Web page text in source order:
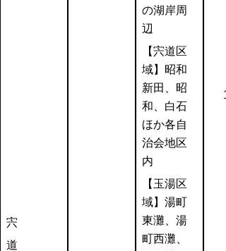
宍
道
の湖岸周
辺
【宍道区
域】昭和
新田、昭
和、白石
ほか各自
治会地区
内
【玉湯区
域】湯町
東灘、湯
町西灘、